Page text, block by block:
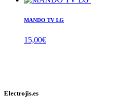
MANDO TV LG
15,00€
Electrojis.es